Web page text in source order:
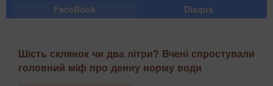
FaceBook Disqus
Шість склянок чи два літри? Вчені спростували
головний міф про денну норму води